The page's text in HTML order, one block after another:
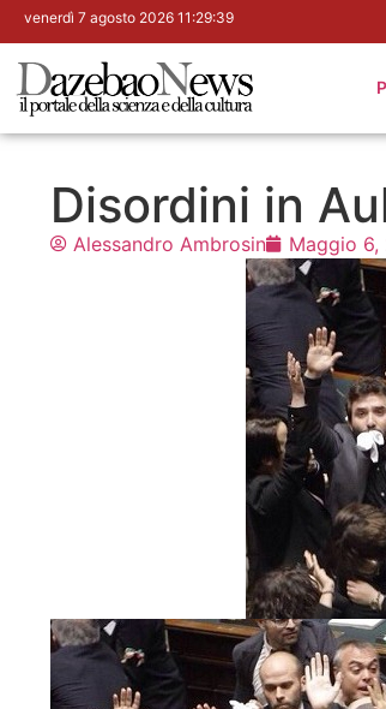
venerdì 7 agosto 2026 11:29:40
Disordini in
Alessandro Ambrosin Maggio 6,